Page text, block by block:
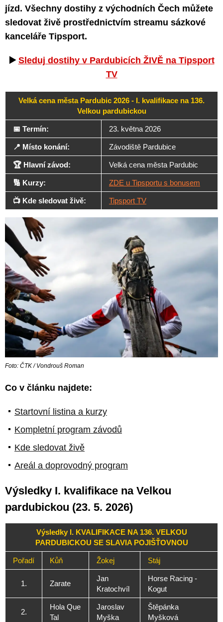
jízd. Všechny dostihy z východních Čech můžete
sledovat živě prostřednictvím streamu sázkové
kanceláře Tipsport.
▶️ Sleduj dostihy v Pardubicích ŽIVĚ na Tipsport
TV
Velká cena města Pardubic 2026 - I. kvalifikace na 136.
Velkou pardubickou
📅 Termín: 23. května 2026
📍 Místo konání: Závodiště Pardubice
🏆 Hlavní závod: Velká cena města Pardubic
🔢 Kurzy: ZDE u Tipsportu s bonusem
📺 Kde sledovat živě: Tipsport TV
Foto: ČTK / Vondrouš Roman
Co v článku najdete:
Startovní listina a kurzy
Kompletní program závodů
Kde sledovat živě
Areál a doprovodný program
Výsledky I. kvalifikace na Velkou
pardubickou (23. 5. 2026)
Výsledky I. KVALIFIKACE NA 136. VELKOU
PARDUBICKOU SE SLAVIA POJIŠŤOVNOU
Pořadí Kůň Žokej Stáj
1. Zarate
Jan
Kratochvíl
Horse Racing -
Kogut
2.
Hola Que
Tal
Jaroslav
Myška
Štěpánka
Myšková